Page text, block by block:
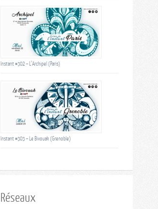
Instant #302 – L’Archipel (Paris)
Instant #303 – Le Bivouak (Grenoble)
Réseaux